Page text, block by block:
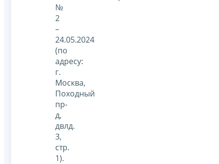
№
2
–
24.05.2024
(по
адресу:
г.
Москва,
Походный
пр-
д,
двлд.
3,
стр.
1).